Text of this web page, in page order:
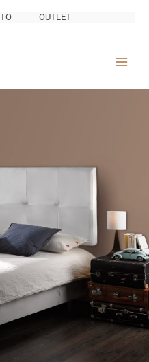
OUTLET